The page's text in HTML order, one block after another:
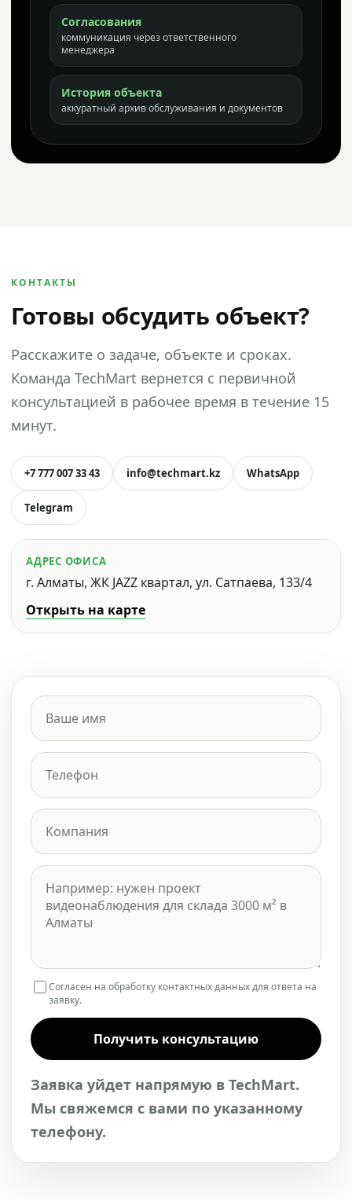
Согласования
коммуникация через ответственного
менеджера
История объекта
аккуратный архив обслуживания и документов
КОНТАКТЫ
Готовы обсудить объект?
Расскажите о задаче, объекте и сроках.
Команда TechMart вернется с первичной
консультацией в рабочее время в течение 15
минут.
+7 777 007 33 43 info@techmart.kz WhatsApp
Telegram
АДРЕС ОФИСА
г. Алматы, ЖК JAZZ квартал, ул. Сатпаева, 133/4
Открыть на карте
Согласен на обработку контактных данных для ответа на
заявку.
Получить консультацию
Заявка уйдет напрямую в TechMart.
Мы свяжемся с вами по указанному
телефону.